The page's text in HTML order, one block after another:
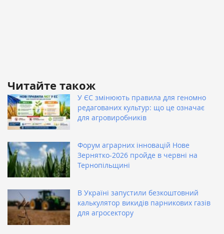
Читайте також
У ЄС змінюють правила для геномно
редагованих культур: що це означає
для агровиробників
Форум аграрних інновацій Нове
Зернятко-2026 пройде в червні на
Тернопільщині
В Україні запустили безкоштовний
калькулятор викидів парникових газів
для агросектору